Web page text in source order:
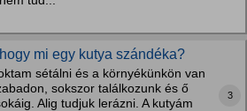
mi egy kutya szándéka?
sétálni és a környékünkön van
sokszor találkozunk és ő
Alig tudjuk lerázni. A kutyám
3